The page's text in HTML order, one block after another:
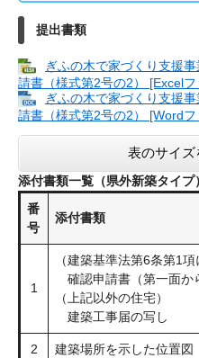
提出書類
ぎふの木で家づくり支援
請書（様式第2号の2） [Excel
ぎふの木で家づくり支援
請書（様式第2号の2） [Word
表のサイズ
添付書類一覧（県外新築タイプ）
番
号
添付書類
1
（建築基準法第6条第1
確認申請書（第一面か
（上記以外の住宅）
建築工事届の写し
2 建築場所を示した位置図